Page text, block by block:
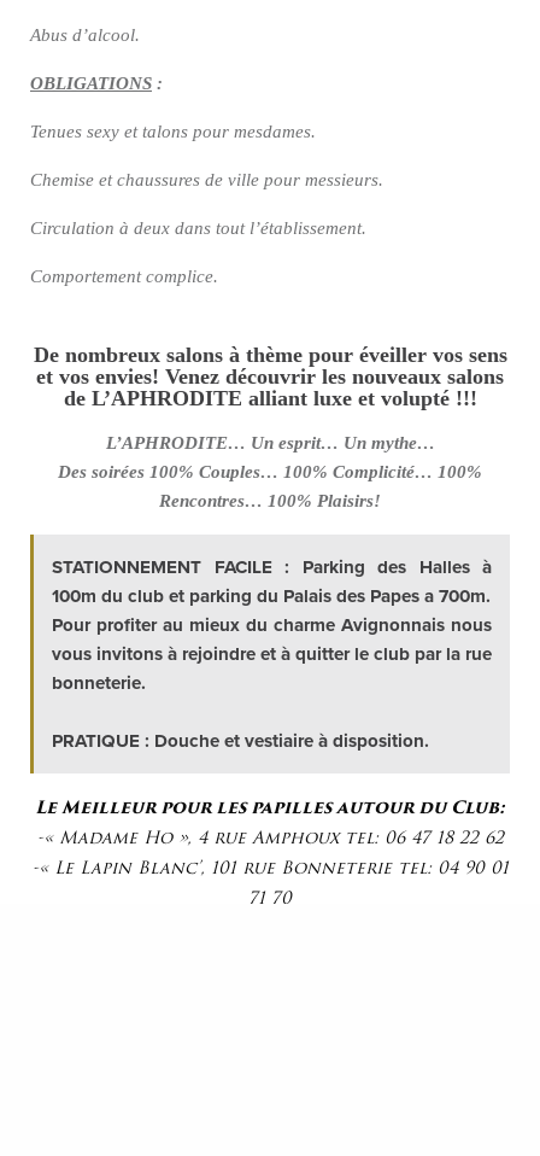
Abus d’alcool.
OBLIGATIONS :
Tenues sexy et talons pour mesdames.
Chemise et chaussures de ville pour messieurs.
Circulation à deux dans tout l’établissement.
Comportement complice.
De nombreux salons à thème pour éveiller vos sens
et vos envies! Venez découvrir les nouveaux salons
de L’APHRODITE alliant luxe et volupté !!!
L’APHRODITE… Un esprit… Un mythe…
Des soirées 100% Couples… 100% Complicité… 100%
Rencontres… 100% Plaisirs!
STATIONNEMENT FACILE : Parking des Halles à
100m du club et parking du Palais des Papes a 700m.
Pour profiter au mieux du charme Avignonnais nous
vous invitons à rejoindre et à quitter le club par la rue
bonneterie.
PRATIQUE : Douche et vestiaire à disposition.
Le Meilleur pour les papilles autour du Club:
-« Madame Ho », 4 rue Amphoux tel: 06 47 18 22 62
-« Le Lapin Blanc’, 101 rue Bonneterie tel: 04 90 01
71 70